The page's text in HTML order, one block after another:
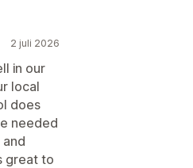
2 juli 2026
in our
local
does
needed
great to